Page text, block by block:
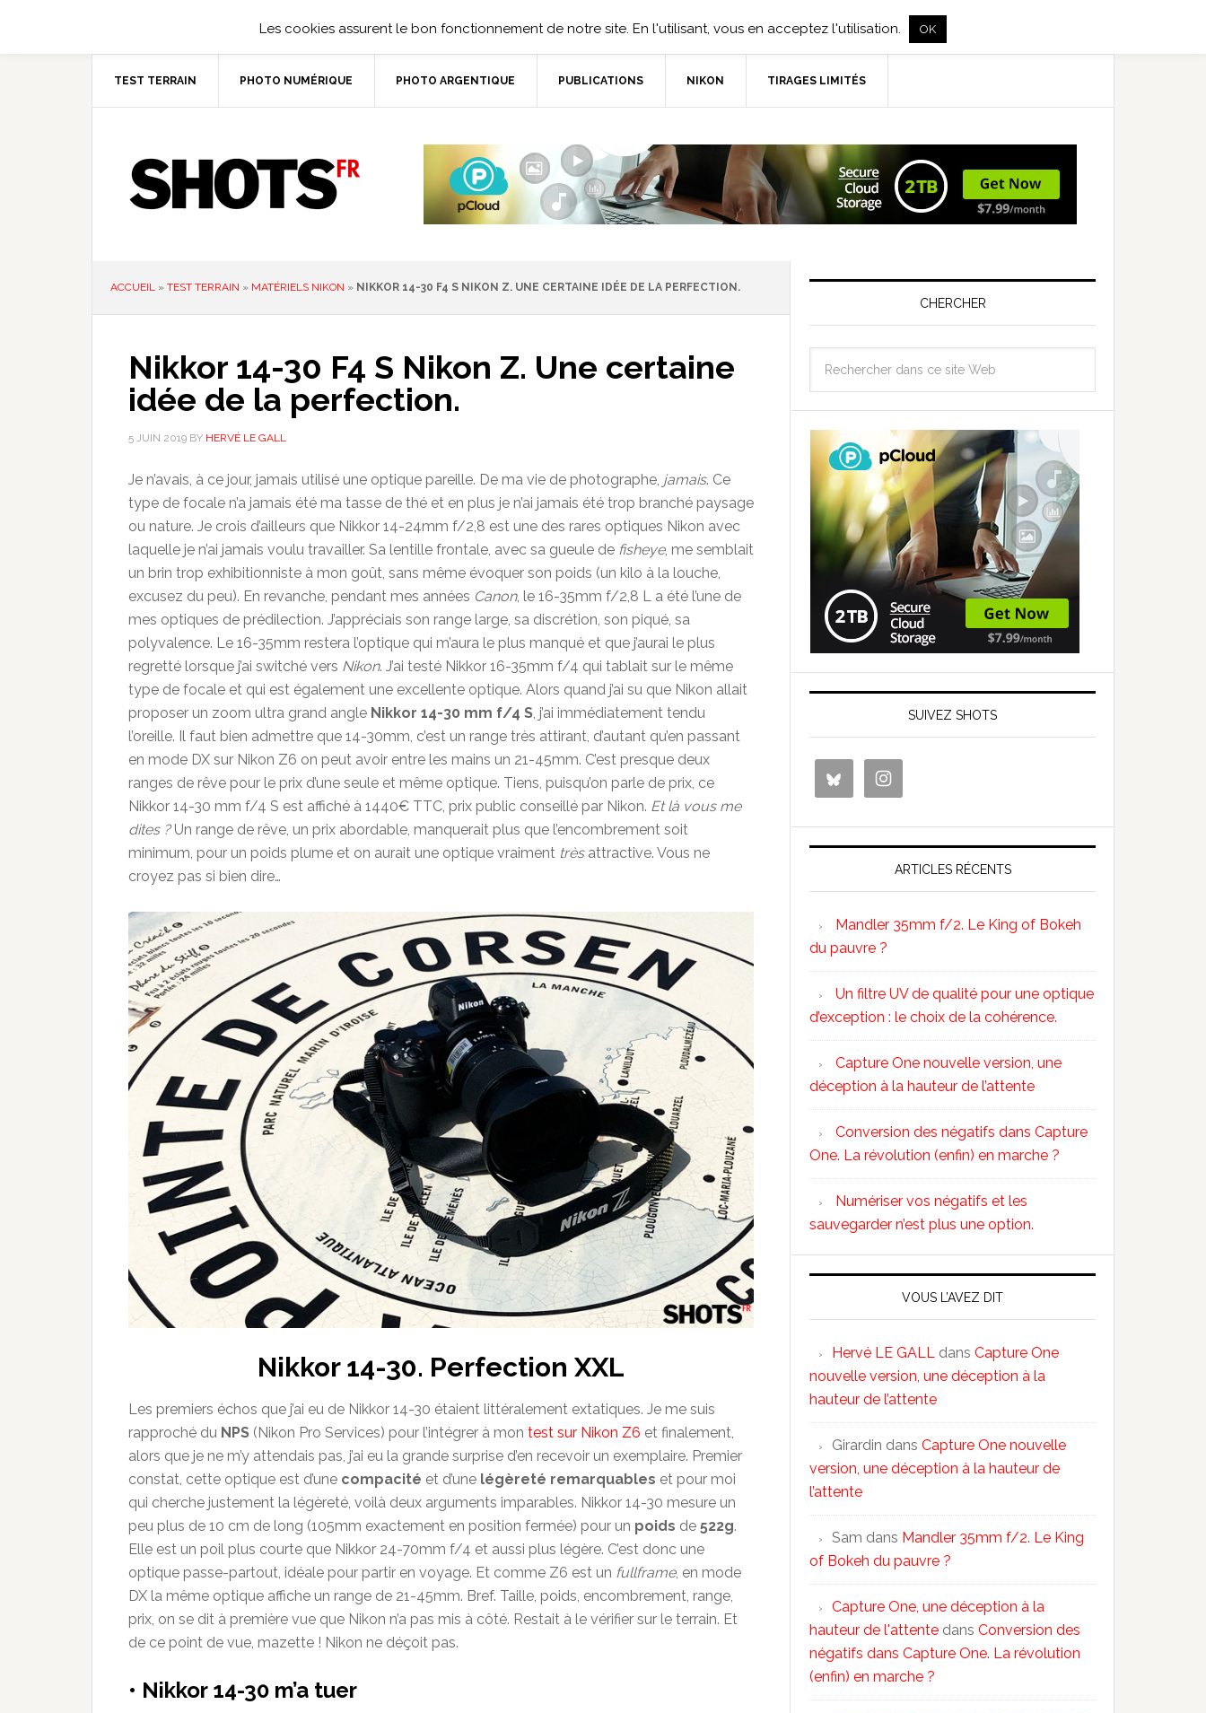
TEST TERRAIN PHOTO NUMÉRIQUE PHOTO ARGENTIQUE PUBLICATIONS NIKON TIRAGES LIMITÉS
ACCUEIL » TEST TERRAIN » MATÉRIELS NIKON » NIKKOR 14-30 F4 S NIKON Z. UNE CERTAINE IDÉE DE LA PERFECTION.
Nikkor 14-30 F4 S Nikon Z. Une certaine
idée de la perfection.
5 JUIN 2019 BY HERVÉ LE GALL
Je n’avais, à ce jour, jamais utilisé une optique pareille. De ma vie de photographe, jamais. Ce
type de focale n’a jamais été ma tasse de thé et en plus je n’ai jamais été trop branché paysage
ou nature. Je crois d’ailleurs que Nikkor 14-24mm f/2,8 est une des rares optiques Nikon avec
laquelle je n’ai jamais voulu travailler. Sa lentille frontale, avec sa gueule de fisheye, me semblait
un brin trop exhibitionniste à mon goût, sans même évoquer son poids (un kilo à la louche,
excusez du peu). En revanche, pendant mes années Canon, le 16-35mm f/2,8 L a été l’une de
mes optiques de prédilection. J’appréciais son range large, sa discrétion, son piqué, sa
polyvalence. Le 16-35mm restera l’optique qui m’aura le plus manqué et que j’aurai le plus
regretté lorsque j’ai switché vers Nikon. J’ai testé Nikkor 16-35mm f/4 qui tablait sur le même
type de focale et qui est également une excellente optique. Alors quand j’ai su que Nikon allait
proposer un zoom ultra grand angle Nikkor 14-30 mm f/4 S, j’ai immédiatement tendu
l’oreille. Il faut bien admettre que 14-30mm, c’est un range très attirant, d’autant qu’en passant
en mode DX sur Nikon Z6 on peut avoir entre les mains un 21-45mm. C’est presque deux
ranges de rêve pour le prix d’une seule et même optique. Tiens, puisqu’on parle de prix, ce
Nikkor 14-30 mm f/4 S est affiché à 1440€ TTC, prix public conseillé par Nikon. Et là vous me
dites ?Un range de rêve, un prix abordable, manquerait plus que l’encombrement soit
minimum, pour un poids plume et on aurait une optique vraiment trèsattractive. Vous ne
croyez pas si bien dire…
Nikkor 14-30. Perfection XXL
Les premiers échos que j’ai eu de Nikkor 14-30 étaient littéralement extatiques. Je me suis
rapproché du NPS (Nikon Pro Services) pour l’intégrer à mon test sur Nikon Z6 et finalement,
alors que je ne m’y attendais pas, j’ai eu la grande surprise d’en recevoir un exemplaire. Premier
constat, cette optique est d’une compacité et d’une légèreté remarquables et pour moi
qui cherche justement la légèreté, voilà deux arguments imparables. Nikkor 14-30 mesure un
peu plus de 10 cm de long (105mm exactement en position fermée) pour un poids de 522g.
Elle est un poil plus courte que Nikkor 24-70mm f/4 et aussi plus légère. C’est donc une
optique passe-partout, idéale pour partir en voyage. Et comme Z6 est un fullframe, en mode
DX la même optique affiche un range de 21-45mm. Bref. Taille, poids, encombrement, range,
prix, on se dit à première vue que Nikon n’a pas mis à côté. Restait à le vérifier sur le terrain. Et
de ce point de vue, mazette ! Nikon ne déçoit pas.
• Nikkor 14-30 m’a tuer
CHERCHER
SUIVEZ SHOTS
ARTICLES RÉCENTS
Mandler 35mm f/2. Le King of Bokeh
du pauvre ?
Un filtre UV de qualité pour une optique
d’exception : le choix de la cohérence.
Capture One nouvelle version, une
déception à la hauteur de l’attente
Conversion des négatifs dans Capture
One. La révolution (enfin) en marche ?
Numériser vos négatifs et les
sauvegarder n’est plus une option.
VOUS L’AVEZ DIT
Hervé LE GALL dans Capture One
nouvelle version, une déception à la
hauteur de l’attente
Girardin dans Capture One nouvelle
version, une déception à la hauteur de
l’attente
Sam dans Mandler 35mm f/2. Le King
of Bokeh du pauvre ?
Capture One, une déception à la
hauteur de l'attente dans Conversion des
négatifs dans Capture One. La révolution
(enfin) en marche ?
Les cookies assurent le bon fonctionnement de notre site. En l'utilisant, vous en acceptez l'utilisation. OK